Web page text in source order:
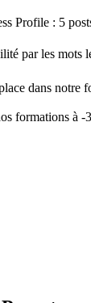
Profile : 5
par les mots
dans notre
formations à